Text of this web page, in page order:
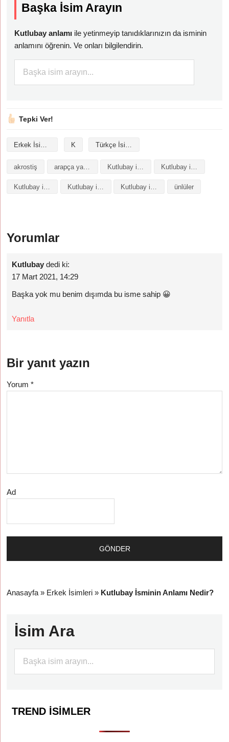
Başka İsim Arayın
Kutlubay anlamı ile yetinmeyip tanıdıklarınızın da isminin
anlamını öğrenin. Ve onları bilgilendirin.
Tepki Ver!
Erkek İsimleri K Türkçe İsimler
akrostiş arapça yazılışı
Kutlubay isminin baş harfleriyle şiir Kutlubay isminin kökeni Kutlubay isminin numerolojisi ünlüler
Yorumlar
Kutlubay dedi ki:
17 Mart 2021, 14:29
Başka yok mu benim dışımda bu isme sahip 😀
Yanıtla
Bir yanıt yazın
Yorum*
Ad
Anasayfa » Erkek İsimleri » Kutlubay İsminin Anlamı Nedir?
İsim Ara
TREND İSIMLER